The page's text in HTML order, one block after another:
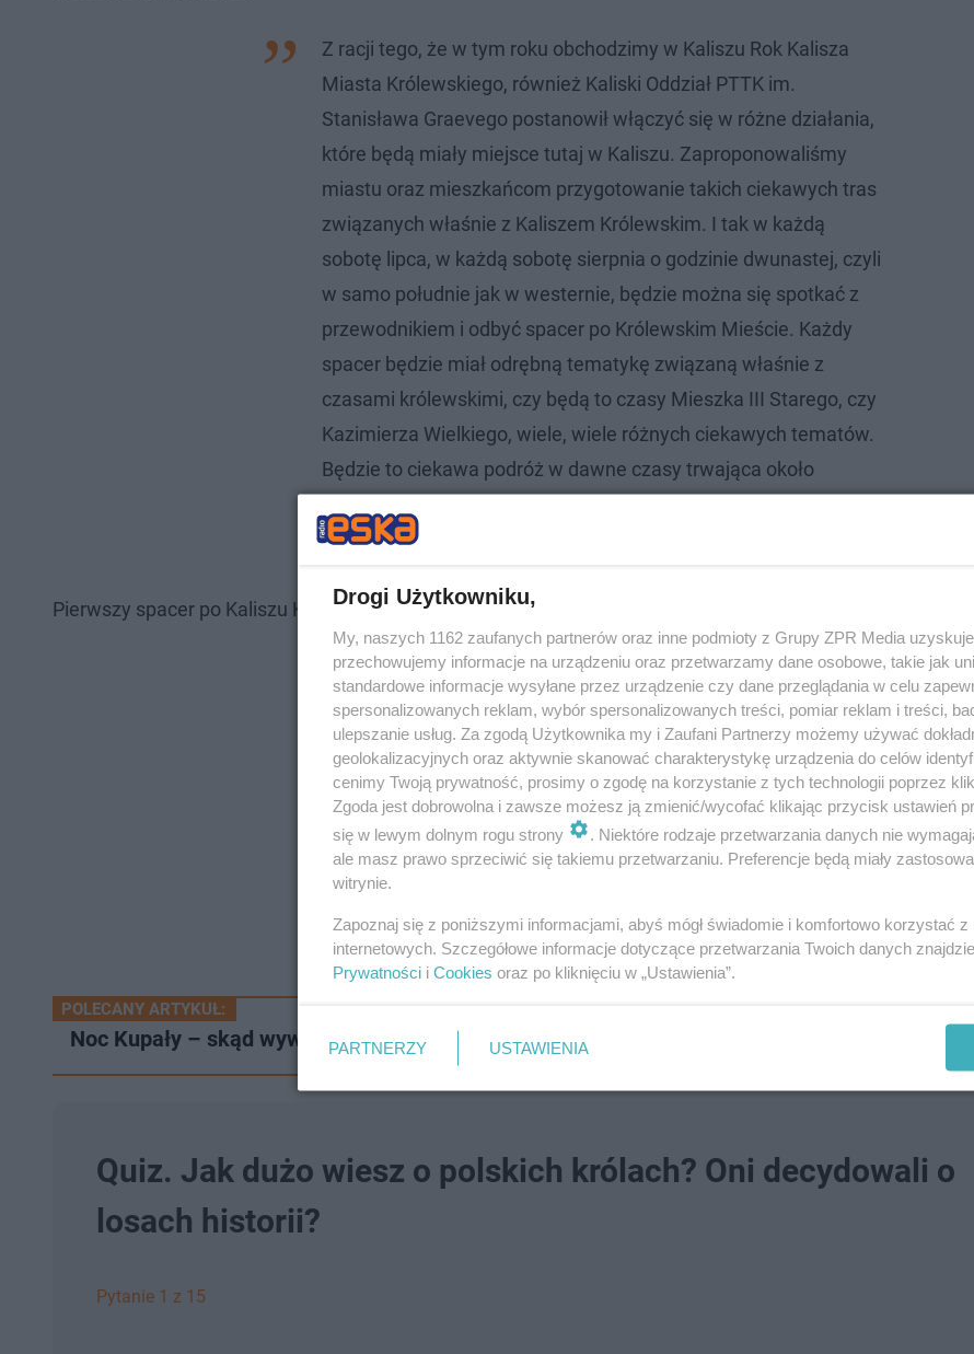
Z racji tego, że w tym roku obchodzimy w Kaliszu Rok Kalisza
Miasta Królewskiego, również Kaliski Oddział PTTK im.
Stanisława Graevego postanowił włączyć się w różne działania,
które będą miały miejsce tutaj w Kaliszu. Zaproponowaliśmy
miastu oraz mieszkańcom przygotowanie takich ciekawych tras
związanych właśnie z Kaliszem Królewskim. I tak w każdą
sobotę lipca, w każdą sobotę sierpnia o godzinie dwunastej, czyli
w samo południe jak w westernie, będzie można się spotkać z
przewodnikiem i odbyć spacer po Królewskim Mieście. Każdy
spacer będzie miał odrębną tematykę związaną właśnie z
czasami królewskimi, czy będą to czasy Mieszka III Starego, czy
Kazimierza Wielkiego, wiele, wiele różnych ciekawych tematów.
Będzie to ciekawa podróż w dawne czasy trwająca około
kaliskiego PTTK.
Pierwszy spacer po Kaliszu Królewskim już 5 lipca.
POLECANY ARTYKUŁ:
Noc Kupały – skąd wywodzi się to święto i jakie zwyczaje są z nim związane? [PO…
Quiz. Jak dużo wiesz o polskich królach? Oni decydowali o
losach historii?
Pytanie 1 z 15
Drogi Użytkowniku,
My, naszych 1162 zaufanych partnerów oraz inne podmioty z Grupy ZPR Media
przechowujemy informacje na urządzeniu oraz przetwarzamy dane osobowe, takie jak
standardowe informacje wysyłane przez urządzenie czy dane przeglądania w celu
spersonalizowanych reklam, wybór spersonalizowanych treści, pomiar reklam i treści,
ulepszanie usług. Za zgodą Użytkownika my i Zaufani Partnerzy możemy używać
geolokalizacyjnych oraz aktywnie skanować charakterystykę urządzenia do celów
cenimy Twoją prywatność, prosimy o zgodę na korzystanie z tych technologii poprzez
Zgoda jest dobrowolna i zawsze możesz ją zmienić/wycofać klikając przycisk ustawień
się w lewym dolnym rogu strony
. Niektóre rodzaje przetwarzania danych nie
ale masz prawo sprzeciwić się takiemu przetwarzaniu. Preferencje będą miały
witrynie.
Zapoznaj się z poniższymi informacjami, abyś mógł świadomie i komfortowo korzystać
internetowych. Szczegółowe informacje dotyczące przetwarzania Twoich danych
Prywatności i Cookies oraz po kliknięciu w „Ustawienia”.
PARTNERZY USTAWIENIA